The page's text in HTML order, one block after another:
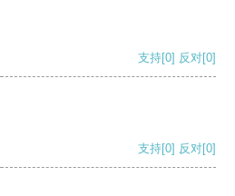
支持[0] 反对[0]
支持[0] 反对[0]